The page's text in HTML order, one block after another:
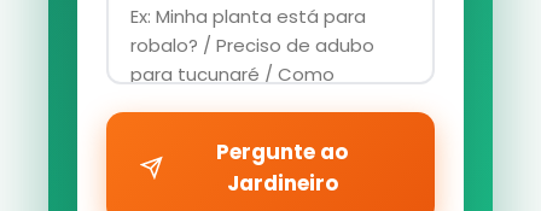
Pergunte ao
Jardineiro